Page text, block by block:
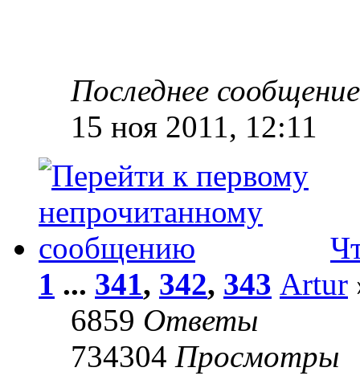
Последнее
15 ноя 2011, 12:11
1 ... 341, 342, 343 Artur
6859 Ответы
734304 Просмотры